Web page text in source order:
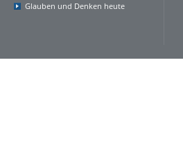
Glauben und Denken heute